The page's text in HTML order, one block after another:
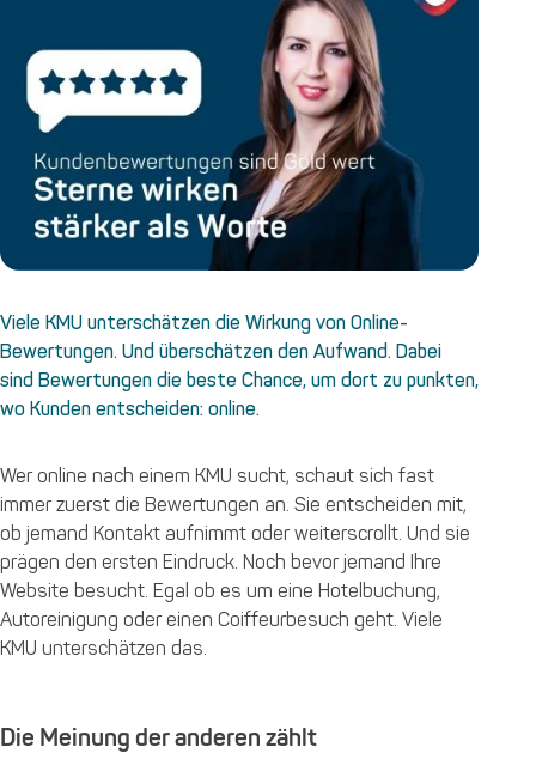
Viele KMU unterschätzen die Wirkung von Online-
Bewertungen. Und überschätzen den Aufwand. Dabei
sind Bewertungen die beste Chance, um dort zu punkten,
wo Kunden entscheiden: online.
Wer online nach einem KMU sucht, schaut sich fast
immer zuerst die Bewertungen an. Sie entscheiden mit,
ob jemand Kontakt aufnimmt oder weiterscrollt. Und sie
prägen den ersten Eindruck. Noch bevor jemand Ihre
Website besucht. Egal ob es um eine Hotelbuchung,
Autoreinigung oder einen Coiffeurbesuch geht. Viele
KMU unterschätzen das.
Die Meinung der anderen zählt